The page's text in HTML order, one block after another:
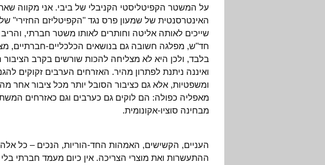
על המשטר הקפיטליסטי הקניבלי של ביבי. אני מקווה
האינטרסנטית של שמעון פרס נגד "הקפיטליזם החזירי"
שייכים לאותה אליטה וחותרים לאותו משטר חברתי,
חד"ש, מפלגה חשובה גם בנושאים הכלכליים-חברתיים,
בלבד, ולכן היא לא מצליחה להכות שורשים בקרב
ואיננה ניתנת לפתרון מהיר. האזרחים הערבים זקוקים
ומשפטיות, אלא גם כציבור הסובל יותר מכל ציבור
מאפליה כפולה: הם לוקים גם כערבים וגם כאזרחים
מבחינה סוציו-אקונומית.
העניים, הקשישים, האמהות החד-הוריות, הנכים – כל
ההתעשרות ואת מוצרי הצריכה. אין כיום מעמד חברתי